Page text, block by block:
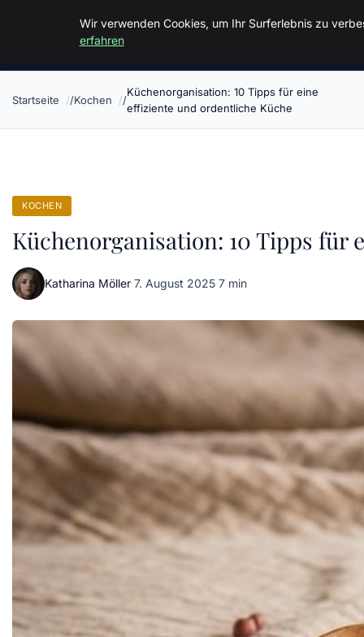
Malzminden
Startseite Kochen
Küchenorganisation: 10 Tipps für eine
effiziente und ordentliche Küche
KOCHEN
Küchenorganisation: 10 Tipps für
Katharina Möller·7. August 2025·7 min
Wir verwenden Cookies, um Ihr Surferlebnis zu
erfahren